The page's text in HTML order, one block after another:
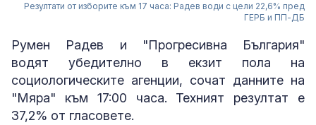
Резултати от изборите към 17 часа: Радев води с цели 22,6% пред
ГЕРБ и ПП-ДБ
Румен Радев и "Прогресивна България"
водят убедително в екзит пола на
социологическите агенции, сочат данните на
"Мяра" към 17:00 часа. Техният резултат е
37,2% от гласовете.